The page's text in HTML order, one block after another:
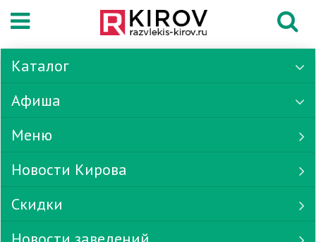
Каталог
Афиша
Меню
Новости Кирова
Скидки